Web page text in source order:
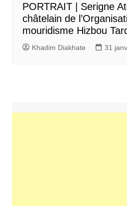
PORTRAIT | Serigne
châtelain de
mouridisme Hizbou
Khadim Diakhate 31